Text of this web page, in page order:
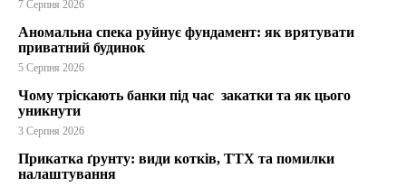
7 Серпня 2026
Аномальна спека руйнує фундамент: як врятувати
приватний будинок
5 Серпня 2026
Чому тріскають банки під час закатки та як цього
уникнути
3 Серпня 2026
Прикатка ґрунту: види котків, ТТХ та помилки
налаштування